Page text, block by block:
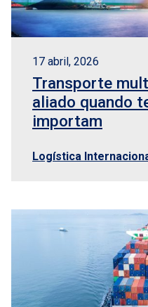
17 abril, 2026
Transporte
aliado quando
importam
Logística